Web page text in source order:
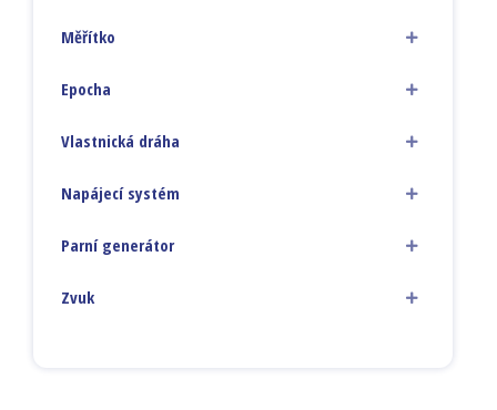
Měřítko
Epocha
Vlastnická dráha
Napájecí systém
Parní generátor
Zvuk